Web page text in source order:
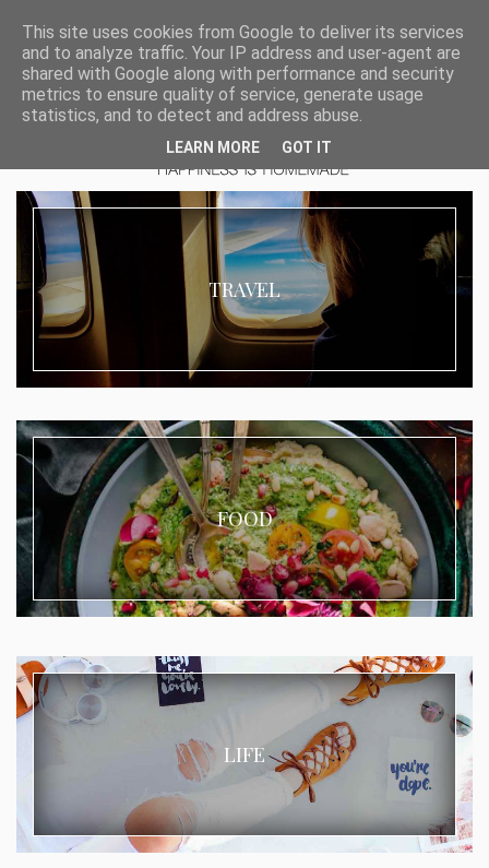
TRAVEL
FOOD
LIFE
This site uses cookies from Google to deliver its services
and to analyze traffic. Your IP address and user-agent are
shared with Google along with performance and security
metrics to ensure quality of service, generate usage
statistics, and to detect and address abuse.
LEARN MORE GOT IT